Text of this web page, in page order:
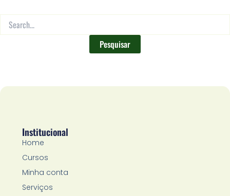
Institucional
Home
Cursos
Minha conta
Serviços